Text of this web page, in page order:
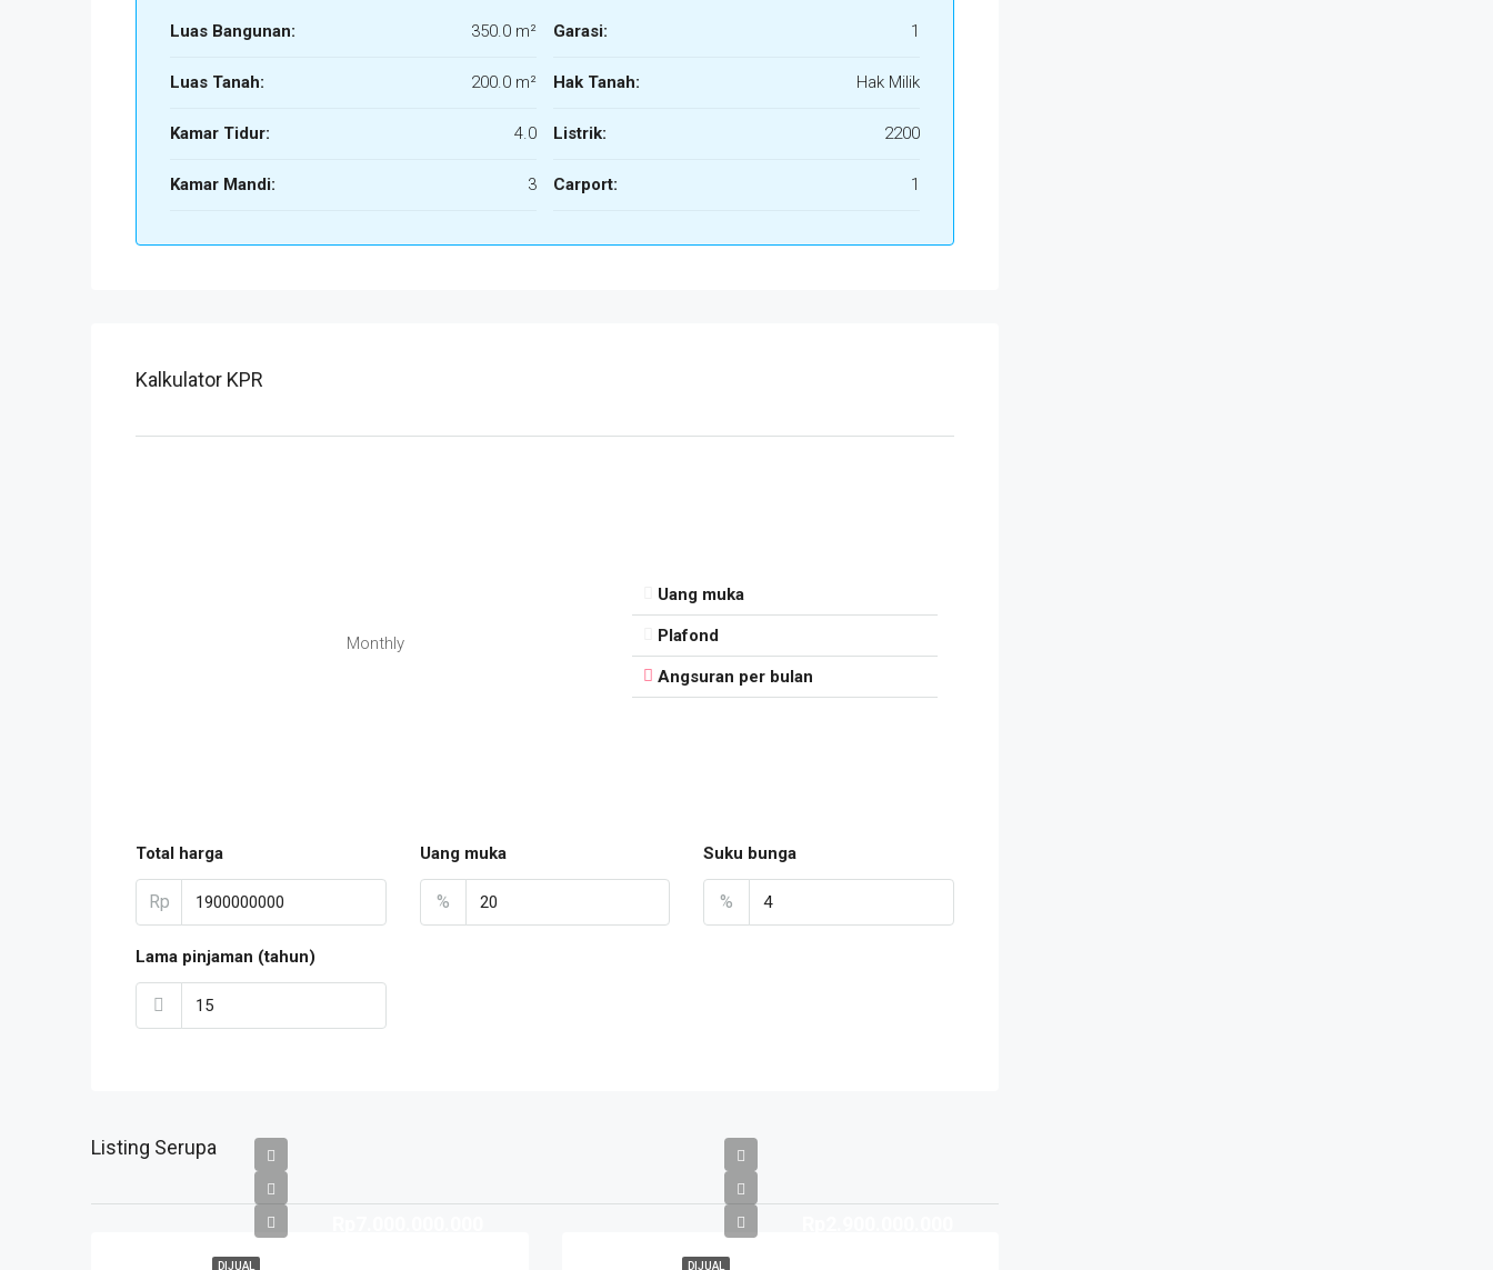
Luas Bangunan: 350.0 m²
Luas Tanah: 200.0 m²
Kamar Tidur: 4.0
Kamar Mandi: 3
Garasi: 1
Hak Tanah: Hak Milik
Listrik: 2200
Carport: 1
Kalkulator KPR
Monthly
Uang muka
Plafond
Angsuran per bulan
Total harga
Rp
Uang muka
%
Suku bunga
%
Lama pinjaman (tahun)
Listing Serupa
DIJUAL DIJUAL